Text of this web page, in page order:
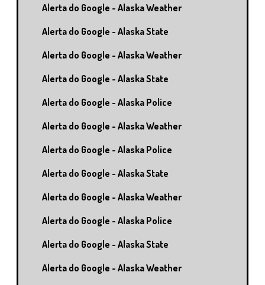
Alerta do Google - Alaska Weather
Alerta do Google - Alaska State
Alerta do Google - Alaska Weather
Alerta do Google - Alaska State
Alerta do Google - Alaska Police
Alerta do Google - Alaska Weather
Alerta do Google - Alaska Police
Alerta do Google - Alaska State
Alerta do Google - Alaska Weather
Alerta do Google - Alaska Police
Alerta do Google - Alaska State
Alerta do Google - Alaska Weather